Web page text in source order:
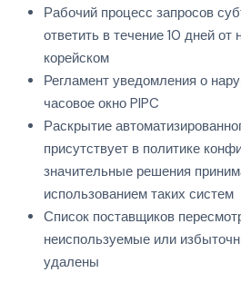
Рабочий процесс запросов
ответить в течение 10 дней от
корейском
Регламент уведомления о
часовое окно PIPC
Раскрытие
присутствует в политике
значительные решения
использованием таких систем
Список поставщиков
неиспользуемые или
удалены